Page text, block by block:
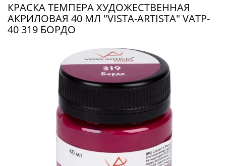
КРАСКА ТЕМПЕРА ХУДОЖЕСТВЕННАЯ
АКРИЛОВАЯ 40 МЛ "VISTA-ARTISTA" VATP-
40 319 БОРДО